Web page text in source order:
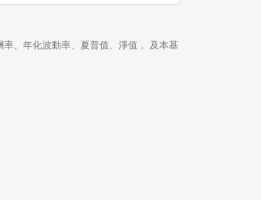
率、年化波動率、夏普值、淨值， 及本基